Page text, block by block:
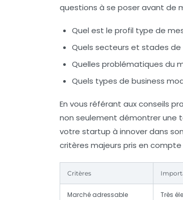
questions à se poser avant de
Quel est le profil type de
Quels secteurs et stades
Quelles problématiques du
Quels types de business
En vous référant aux conseils
non seulement démontrer une
votre startup à innover dans
critères majeurs pris en
Critères
Marché adressable Très